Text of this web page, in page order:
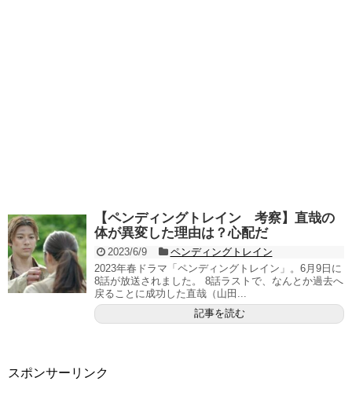
【ペンディングトレイン 考察】直哉の
体が異変した理由は？心配だ
2023/6/9
ペンディングトレイン
2023年春ドラマ「ペンディングトレイン」。6月9日に
8話が放送されました。 8話ラストで、なんとか過去へ
戻ることに成功した直哉（山田...
記事を読む
スポンサーリンク